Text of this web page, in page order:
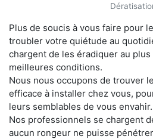
Plus de soucis à vous faire pour
troubler votre quiétude au
chargent de les éradiquer au
meilleures conditions.
Nous nous occupons de trouver
efficace à installer chez vous,
leurs semblables de vous envahir.
Nos professionnels se chargent
aucun rongeur ne puisse